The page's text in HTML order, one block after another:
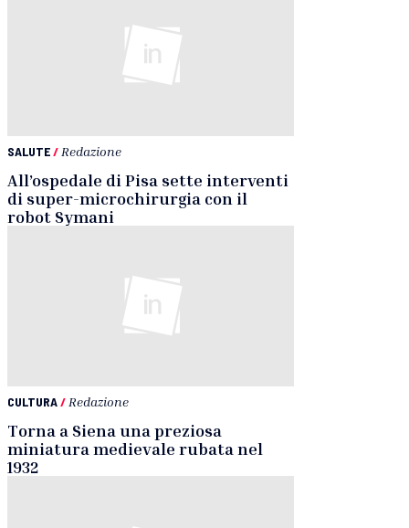
SALUTE/ Redazione
All’ospedale di Pisa sette interventi
di super-microchirurgia con il
robot Symani
CULTURA/ Redazione
Torna a Siena una preziosa
miniatura medievale rubata nel
1932